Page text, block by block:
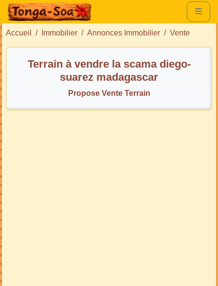
Accueil Immobilier Annonces Immobilier Vente
Terrain à vendre la scama diego-
suarez madagascar
Propose Vente Terrain